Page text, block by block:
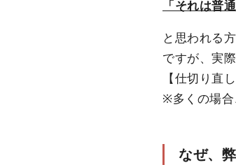
「それは普
と思われる
ですが、実
【仕切り直
※多くの場合
なぜ、